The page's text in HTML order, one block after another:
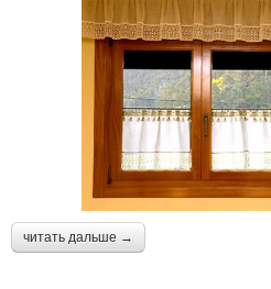
читать дальше →